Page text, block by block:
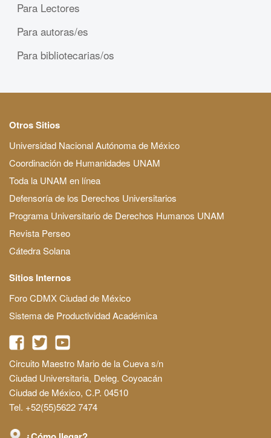
Para Lectores
Para autoras/es
Para bibliotecarias/os
Otros Sitios
Universidad Nacional Autónoma de México
Coordinación de Humanidades UNAM
Toda la UNAM en línea
Defensoría de los Derechos Universitarios
Programa Universitario de Derechos Humanos UNAM
Revista Perseo
Cátedra Solana
Sitios Internos
Foro CDMX Ciudad de México
Sistema de Productividad Académica
Circuito Maestro Mario de la Cueva s/n
Ciudad Universitaria, Deleg. Coyoacán
Ciudad de México, C.P. 04510
Tel. +52(55)5622 7474